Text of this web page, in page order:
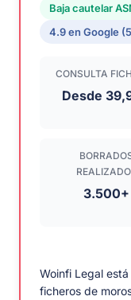
Baja cautelar
4.9 en Google
CONSULTA
Desde
3.500+
Woinfi Legal
ficheros de